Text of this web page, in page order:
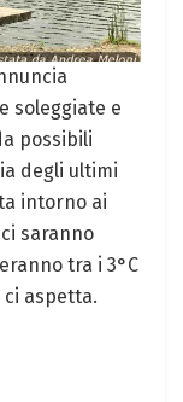
soleggiate e
possibili
degli ultimi
intorno ai
saranno
tra i 3°C
ci aspetta.